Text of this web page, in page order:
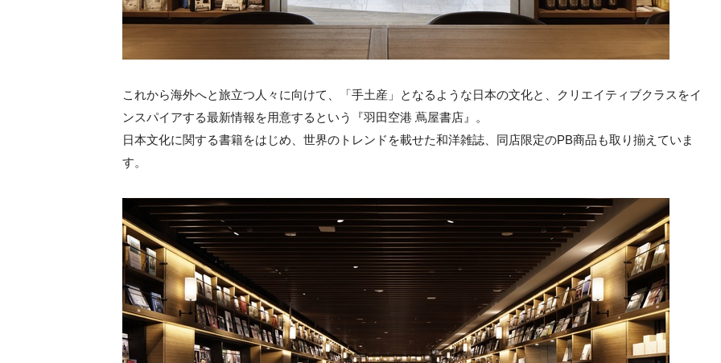
これから海外へと旅立つ人々に向けて、「手土産」となるような日本の文化と、クリエイティブクラスをイ
ンスパイアする最新情報を用意するという『羽田空港 蔦屋書店』。
日本文化に関する書籍をはじめ、世界のトレンドを載せた和洋雑誌、同店限定のPB商品も取り揃えていま
す。